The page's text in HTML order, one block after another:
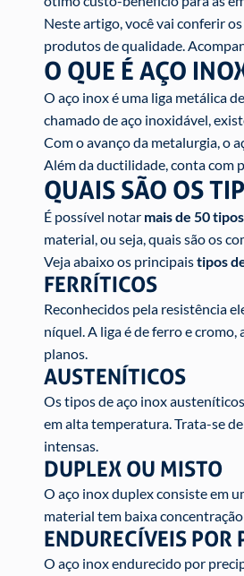
Neste artigo, você vai conferir
produtos de qualidade.
O QUE É AÇO
O aço inox é uma liga metálica de
chamado de aço inoxidável,
Com o avanço da metalurgia, o
Além da ductilidade, conta com
QUAIS SÃO OS
É possível notarmais de 50 tipos
material, ou seja, quais são os
Veja abaixo os principaistipos
FERRÍTICOS
Reconhecidos pela resistência
níquel. A liga é de ferro e
planos.
AUSTENÍTICOS
Os tipos de aço inox
em alta temperatura. Trata-se
intensas.
DUPLEX OU MISTO
O aço inox duplex consiste em
material tem baixa
ENDURECÍVEIS POR
O aço inox endurecido por